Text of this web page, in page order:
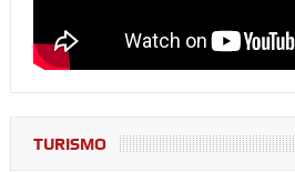
TURISMO